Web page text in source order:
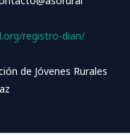
registro-dian/
de Jóvenes Rurales